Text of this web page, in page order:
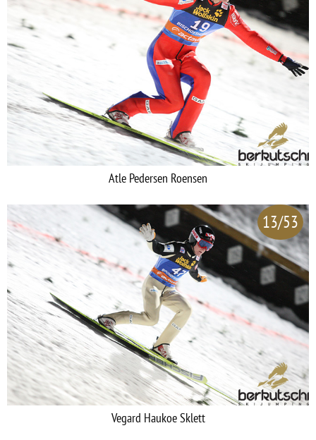
Atle Pedersen Roensen
13/53
Vegard Haukoe Sklett